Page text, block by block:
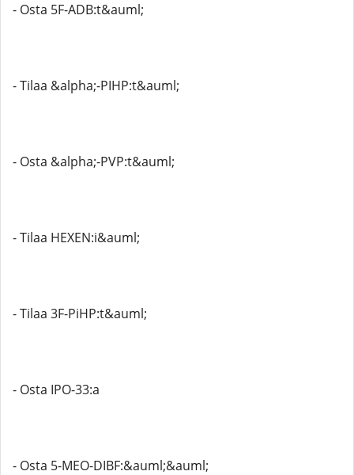
- Osta 5F-ADB:t&auml;
- Tilaa &alpha;-PIHP:t&auml;
- Osta &alpha;-PVP:t&auml;
- Tilaa HEXEN:i&auml;
- Tilaa 3F-PiHP:t&auml;
- Osta IPO-33:a
- Osta 5-MEO-DIBF:&auml;&auml;